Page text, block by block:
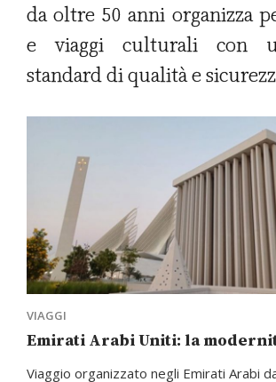
da oltre 50 anni organizza
e viaggi culturali con
standard di qualità e
VIAGGI
Emirati Arabi Uniti: la
Viaggio organizzato negli Emirati Arabi